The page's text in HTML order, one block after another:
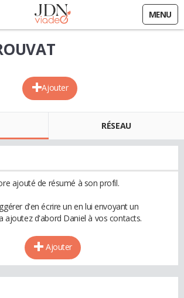
MENU
Ajouter
RÉSEAU
ajouté de résumé à son profil.
d'en écrire un en lui envoyant un
ajoutez d'abord Daniel à vos contacts.
Ajouter